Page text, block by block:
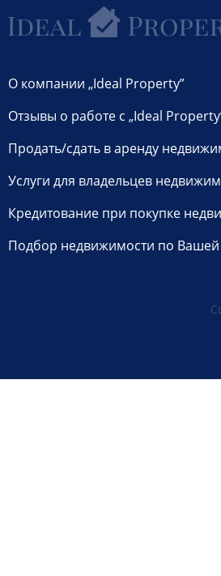
О компании „Ideal Property”
Отзывы о работе с „Ideal
Продать/сдать в аренду
Услуги для владельцев
Кредитование при покупке
Подбор недвижимости по Вашей